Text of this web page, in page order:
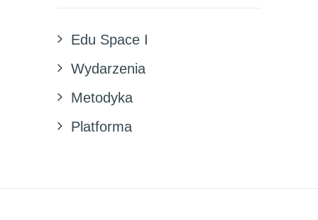
Edu Space I
Wydarzenia
Metodyka
Platforma